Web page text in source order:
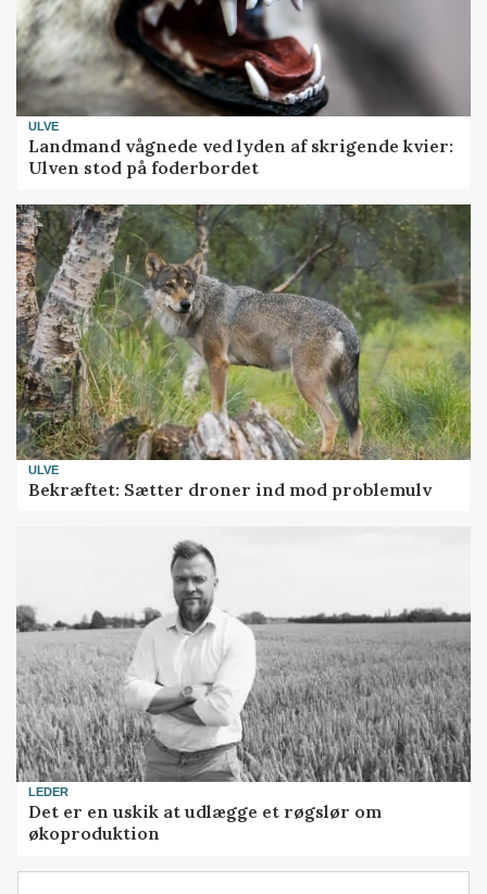
ULVE
Landmand vågnede ved lyden af skrigende kvier:
Ulven stod på foderbordet
ULVE
Bekræftet: Sætter droner ind mod problemulv
LEDER
Det er en uskik at udlægge et røgslør om
økoproduktion